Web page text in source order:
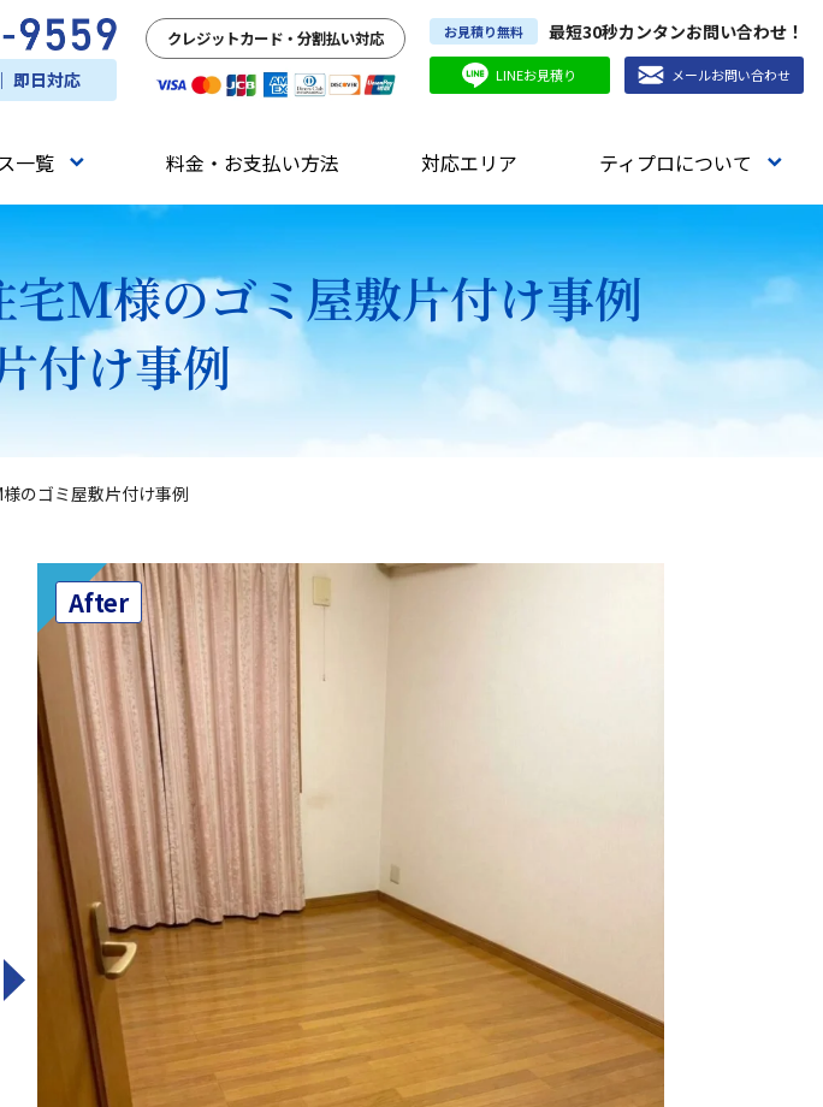
即日対応
クレジットカード・分割払い対応 お見積り無料 最短30秒カンタンお問い合わせ！
LINEお見積り メールお問い合わせ
一覧 料金・お支払い方法 対応エリア ティプロについて
M様のゴミ屋敷片付け事例
付け事例
のゴミ屋敷片付け事例
After